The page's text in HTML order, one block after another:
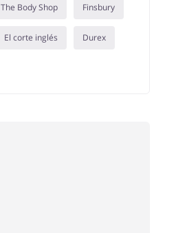
The Body Shop Finsbury
El corte inglés Durex